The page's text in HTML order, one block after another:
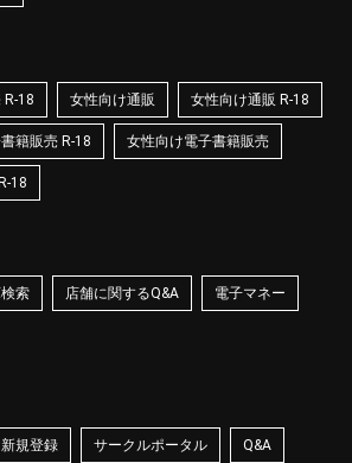
R-18 女性向け通販 女性向け通販 R-18
籍販売 R-18 女性向け電子書籍販売
18
索 店舗に関するQ&A 電子マネー
新規登録 サークルポータル Q&A